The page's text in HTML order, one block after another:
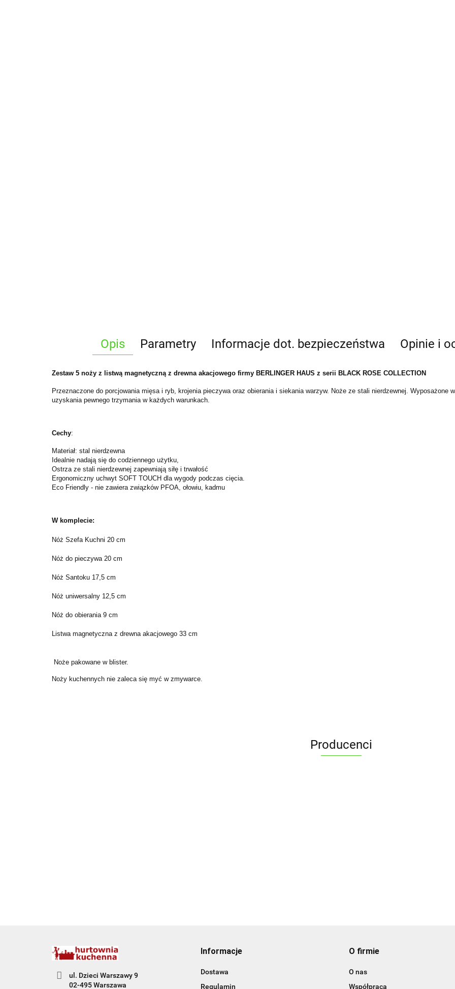
Opis Parametry Informacje dot. bezpieczeństwa Opinie i
Zestaw 5 noży z listwą magnetyczną z drewna akacjowego firmy BERLINGER HAUS z serii BLACK ROSE COLLECTION
Przeznaczone do porcjowania mięsa i ryb, krojenia pieczywa oraz obierania i siekania warzyw. Noże ze stali nierdzewnej. Wyposażone
uzyskania pewnego trzymania w każdych warunkach.
Cechy:
Materiał: stal nierdzewna
Idealnie nadają się do codziennego użytku,
Ostrza ze stali nierdzewnej zapewniają siłę i trwałość
Ergonomiczny uchwyt SOFT TOUCH dla wygody podczas cięcia.
Eco Friendly - nie zawiera związków PFOA, ołowiu, kadmu
W komplecie:
Nóż Szefa Kuchni 20 cm
Nóż do pieczywa 20 cm
Nóż Santoku 17,5 cm
Nóż uniwersalny 12,5 cm
Nóż do obierania 9 cm
Listwa magnetyczna z drewna akacjowego 33 cm
Noże pakowane w blister.
Noży kuchennych nie zaleca się myć w zmywarce.
Producenci
BBQ
ul. Dzieci Warszawy 9
02-495 Warszawa
Informacje
Dostawa
Regulamin
O firmie
O nas
Współpraca